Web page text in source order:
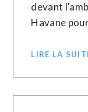
devant
Havane
LIRE LA